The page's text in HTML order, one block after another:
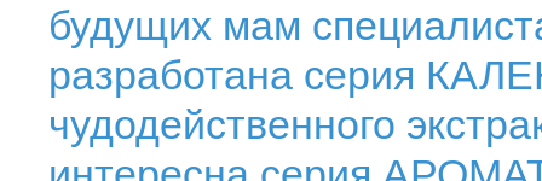
будущих мам
разработана серия
чудодейственного